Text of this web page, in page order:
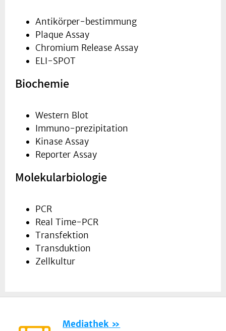
Antikörper-bestimmung
Plaque Assay
Chromium Release Assay
ELI-SPOT
Biochemie
Western Blot
Immuno-prezipitation
Kinase Assay
Reporter Assay
Molekularbiologie
PCR
Real Time-PCR
Transfektion
Transduktion
Zellkultur
Mediathek